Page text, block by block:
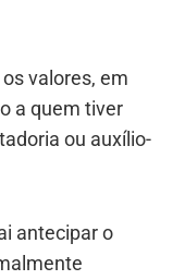
valores, em
a quem tiver
ou auxílio-
antecipar o